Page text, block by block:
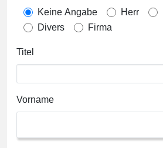
Keine Angabe Herr
Divers
Firma
Titel
Vorname